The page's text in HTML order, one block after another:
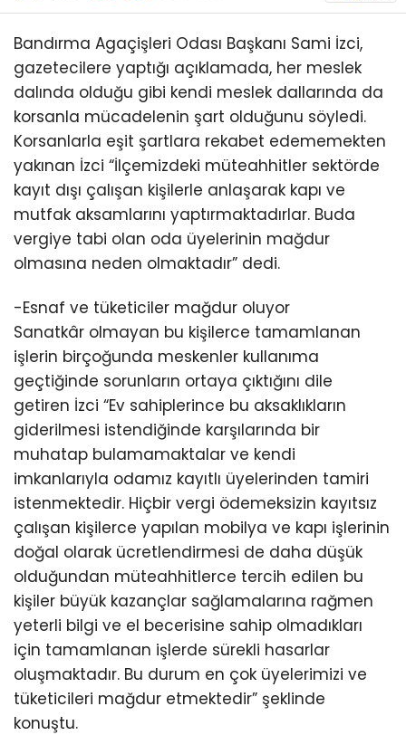
Bandırma Agaçişleri Odası Başkanı Sami İzci,
gazetecilere yaptığı açıklamada, her meslek
dalında olduğu gibi kendi meslek dallarında da
korsanla mücadelenin şart olduğunu söyledi.
Korsanlarla eşit şartlara rekabet edememekten
yakınan İzci “İlçemizdeki müteahhitler sektörde
kayıt dışı çalışan kişilerle anlaşarak kapı ve
mutfak aksamlarını yaptırmaktadırlar. Buda
vergiye tabi olan oda üyelerinin mağdur
olmasına neden olmaktadır” dedi.
-Esnaf ve tüketiciler mağdur oluyor
Sanatkâr olmayan bu kişilerce tamamlanan
işlerin birçoğunda meskenler kullanıma
geçtiğinde sorunların ortaya çıktığını dile
getiren İzci “Ev sahiplerince bu aksaklıkların
giderilmesi istendiğinde karşılarında bir
muhatap bulamamaktalar ve kendi
imkanlarıyla odamız kayıtlı üyelerinden tamiri
istenmektedir. Hiçbir vergi ödemeksizin kayıtsız
çalışan kişilerce yapılan mobilya ve kapı işlerinin
doğal olarak ücretlendirmesi de daha düşük
olduğundan müteahhitlerce tercih edilen bu
kişiler büyük kazançlar sağlamalarına rağmen
yeterli bilgi ve el becerisine sahip olmadıkları
için tamamlanan işlerde sürekli hasarlar
oluşmaktadır. Bu durum en çok üyelerimizi ve
tüketicileri mağdur etmektedir” şeklinde
konuştu.